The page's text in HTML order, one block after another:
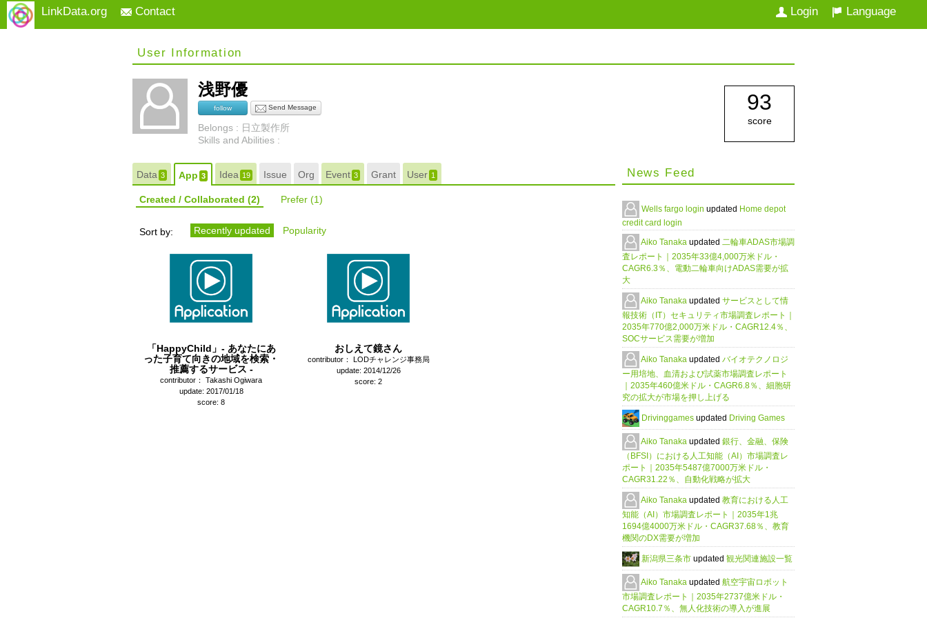
LinkData.org Contact Language
Login
User Information
浅野優
follow Send Message
Belongs : 日立製作所
Skills and Abilities :
93
score
Data3 App3 Idea 19 Issue Org Event3 Grant User 1
Created / Collaborated (2) Prefer (1)
Sort by: Recently updated Popularity
「HappyChild」- あなたにあ
った子育て向きの地域を検索・
推薦するサービス -
contributor： Takashi Ogiwara
update: 2017/01/18
score: 8
おしえて鏡さん
contributor： LODチャレンジ事務局
update: 2014/12/26
score: 2
News Feed
Wells fargo login updated Home depot
credit card login
Aiko Tanaka updated 二輪車ADAS市場調
査レポート｜2035年33億4,000万米ドル・
CAGR6.3％、電動二輪車向けADAS需要が拡
大
Aiko Tanaka updated サービスとして情
報技術（IT）セキュリティ市場調査レポート｜
2035年770億2,000万米ドル・CAGR12.4％、
SOCサービス需要が増加
Aiko Tanaka updated バイオテクノロジ
ー用培地、血清および試薬市場調査レポート
｜2035年460億米ドル・CAGR6.8％、細胞研
究の拡大が市場を押し上げる
Drivinggames updated Driving Games
Aiko Tanaka updated 銀行、金融、保険
（BFSI）における人工知能（AI）市場調査レ
ポート｜2035年5487億7000万米ドル・
CAGR31.22％、自動化戦略が拡大
Aiko Tanaka updated 教育における人工
知能（AI）市場調査レポート｜2035年1兆
1694億4000万米ドル・CAGR37.68％、教育
機関のDX需要が増加
新潟県三条市 updated 観光関連施設一覧
Aiko Tanaka updated 航空宇宙ロボット
市場調査レポート｜2035年2737億米ドル・
CAGR10.7％、無人化技術の導入が進展